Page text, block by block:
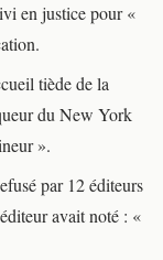
en justice pour «
tiède de la
du New York
».
par 12 éditeurs
avait noté : «